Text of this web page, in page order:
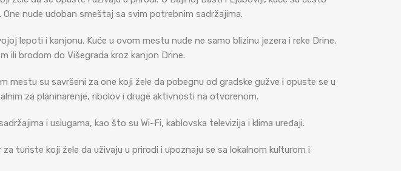
nude udoban smeštaj sa svim potrebnim sadržajima.
lepoti i kanjonu. Kuće u ovom mestu nude ne samo blizinu jezera i reke Drine,
ili brodom do Višegrada kroz kanjon Drine.
su savršeni za one koji žele da pobegnu od gradske gužve i opuste se u
za planinarenje, ribolov i druge aktivnosti na otvorenom.
i uslugama, kao što su Wi-Fi, kablovska televizija i klima uređaji.
turiste koji žele da uživaju u prirodi i upoznaju se sa lokalnom kulturom i